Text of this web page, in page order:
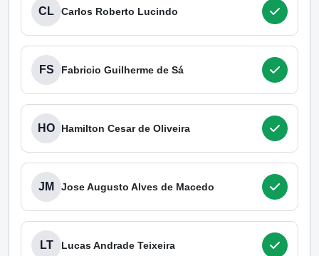
CL Carlos Roberto Lucindo
FS Fabricio Guilherme de Sá
HO Hamilton Cesar de Oliveira
JM Jose Augusto Alves de Macedo
LT Lucas Andrade Teixeira